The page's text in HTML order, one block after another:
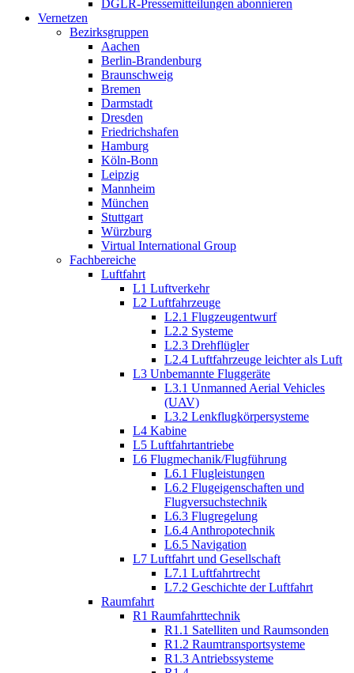
DGLR-Pressemitteilungen abonnieren
Vernetzen
Bezirksgruppen
Aachen
Berlin-Brandenburg
Braunschweig
Bremen
Darmstadt
Dresden
Friedrichshafen
Hamburg
Köln-Bonn
Leipzig
Mannheim
München
Stuttgart
Würzburg
Virtual International Group
Fachbereiche
Luftfahrt
L1 Luftverkehr
L2 Luftfahrzeuge
L2.1 Flugzeugentwurf
L2.2 Systeme
L2.3 Drehflügler
L2.4 Luftfahrzeuge leichter als Luft
L3 Unbemannte Fluggeräte
L3.1 Unmanned Aerial Vehicles
(UAV)
L3.2 Lenkflugkörpersysteme
L4 Kabine
L5 Luftfahrtantriebe
L6 Flugmechanik/Flugführung
L6.1 Flugleistungen
L6.2 Flugeigenschaften und
Flugversuchstechnik
L6.3 Flugregelung
L6.4 Anthropotechnik
L6.5 Navigation
L7 Luftfahrt und Gesellschaft
L7.1 Luftfahrtrecht
L7.2 Geschichte der Luftfahrt
Raumfahrt
R1 Raumfahrttechnik
R1.1 Satelliten und Raumsonden
R1.2 Raumtransportsysteme
R1.3 Antriebssysteme